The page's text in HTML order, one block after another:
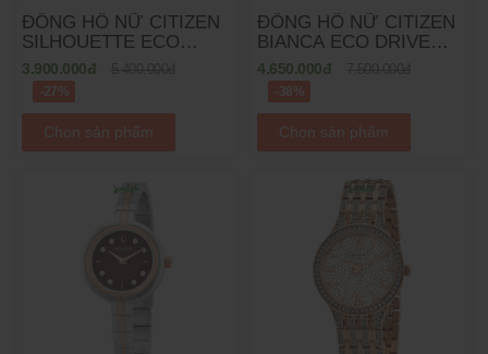
ĐỒNG HỒ NỮ CITIZEN
SILHOUETTE ECO
DRIVE EM0862-56D -
25MM
3.900.000đ
-27%
Chọn sản phẩm
ĐỒNG HỒ NỮ CITIZEN
BIANCA ECO DRIVE
EW5593-05D - 22MM
4.650.000đ
-38%
Chọn sản phẩm